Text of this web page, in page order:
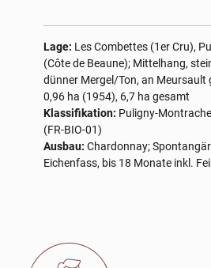
Lage: Les Combettes (1er Cru),
(Côte de Beaune); Mittelhang,
dünner Mergel/Ton, an Meursault
0,96 ha (1954), 6,7 ha gesamt
Klassifikation: Puligny-
(FR-BIO-01)
Ausbau: Chardonnay;
Eichenfass, bis 18 Monate inkl.